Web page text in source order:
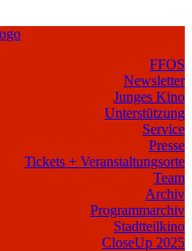
FFOS
Newsletter
Junges Kino
Unterstützung
Service
Presse
Tickets + Veranstaltungsorte
Team
Archiv
Programmarchiv
Stadtteilkino
CloseUp 2025